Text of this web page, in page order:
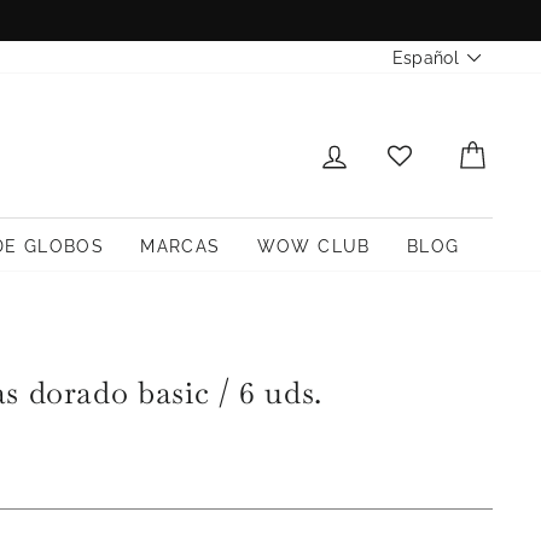
Idioma
Español
INICIAR SESIÓN
GLOBOS MARCAS WOW CLUB BLOG
dorado basic / 6 uds.